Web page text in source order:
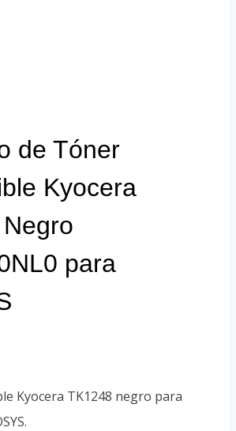
de Tóner
Kyocera
para
Kyocera TK1248 negro para